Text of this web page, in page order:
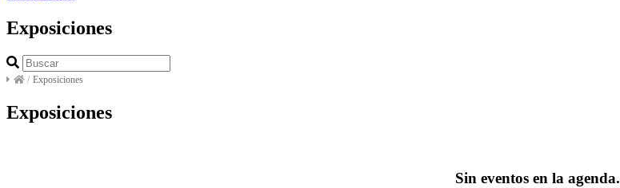
Exposiciones
/ Exposiciones
Exposiciones
Sin eventos en la agenda.